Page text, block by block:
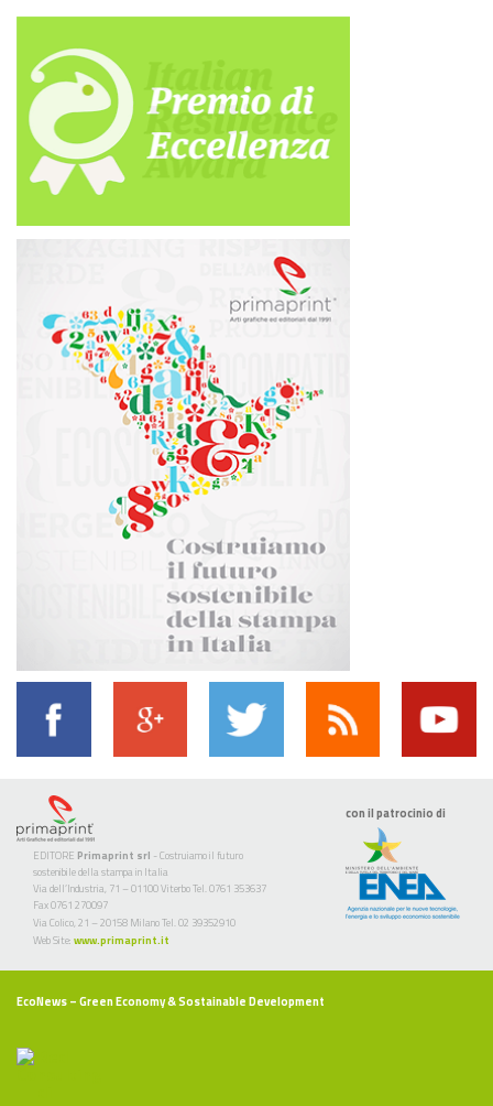
del futuro
EDITORE Primaprint srl - Costruiamo il futuro
sostenibile della stampa in Italia
Via dell’Industria, 71 – 01100 Viterbo Tel. 0761 353637
Fax 0761 270097
Via Colico, 21 – 20158 Milano Tel. 02 39352910
Web Site: www.primaprint.it
con il patrocinio di
EcoNews– Green Economy & Sostainable Development